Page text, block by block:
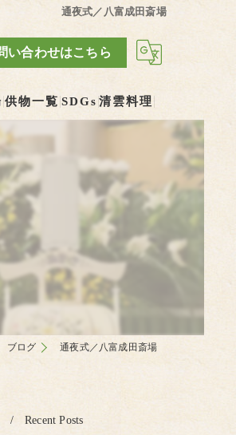
通夜式／八富成田斎場
い合わせはこちら
供物一覧 SDGs 清雲料理
ブログ 通夜式／八富成田斎場
Recent Posts